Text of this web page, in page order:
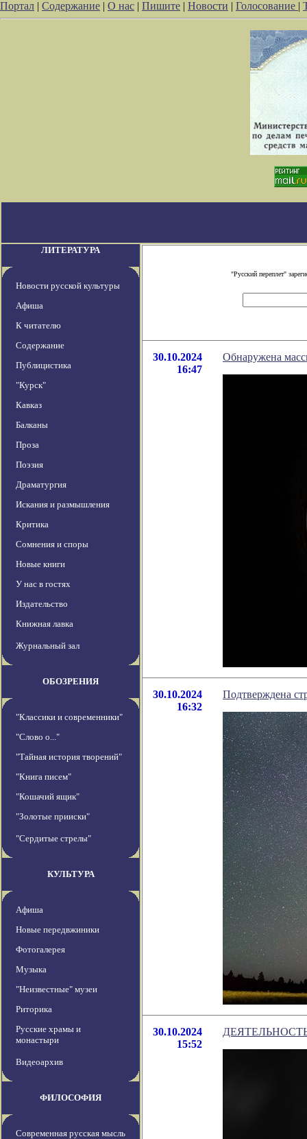
Портал | Содержание | О нас | Пишите | Новости | Голосование |
ЛИТЕРАТУРА
Новости русской культуры
Афиша
К читателю
Содержание
Публицистика
"Курск"
Кавказ
Балканы
Проза
Поэзия
Драматургия
Искания и размышления
Критика
Сомнения и споры
Новые книги
У нас в гостях
Издательство
Книжная лавка
Журнальный зал
ОБОЗРЕНИЯ
"Классики и современники"
"Слово о..."
"Тайная история творений"
"Книга писем"
"Кошачий ящик"
"Золотые прииски"
"Сердитые стрелы"
КУЛЬТУРА
Афиша
Новые передвжиники
Фотогалерея
Музыка
"Неизвестные" музеи
Риторика
Русские храмы и
монастыри
Видеоархив
ФИЛОСОФИЯ
Современная русская мысль
"Русский переплет"
30.10.2024
16:47
Обнаружена
30.10.2024
16:32
Подтверждена
30.10.2024
15:52